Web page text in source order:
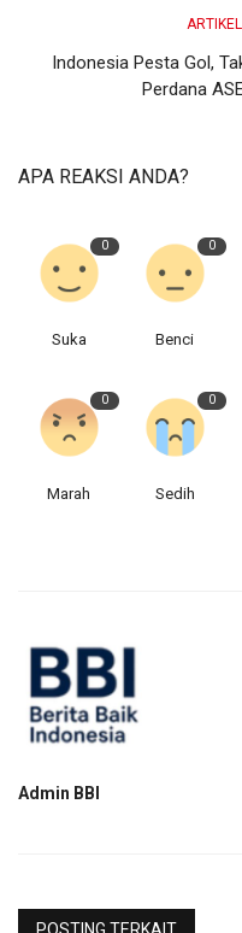
Indonesia Pesta Gol,
Perdana
APA REAKSI ANDA?
0
Suka
0
Benci
0
Marah
0
Sedih
Admin BBI
POSTING TERKAIT